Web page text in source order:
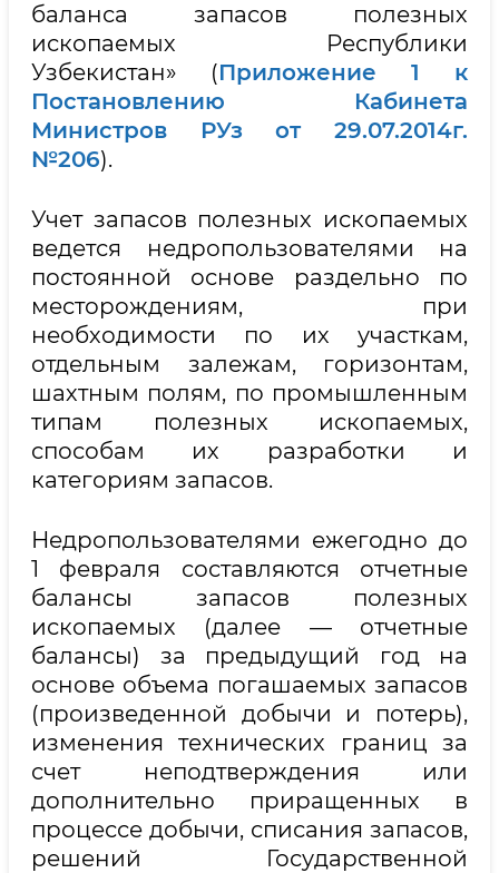
баланса запасов полезных
ископаемых Республики
Узбекистан» (Приложение 1 к
Постановлению Кабинета
Министров РУз от 29.07.2014г.
№206).
Учет запасов полезных ископаемых
ведется недропользователями на
постоянной основе раздельно по
месторождениям, при
необходимости по их участкам,
отдельным залежам, горизонтам,
шахтным полям, по промышленным
типам полезных ископаемых,
способам их разработки и
категориям запасов.
Недропользователями ежегодно до
1 февраля составляются отчетные
балансы запасов полезных
ископаемых (далее — отчетные
балансы) за предыдущий год на
основе объема погашаемых запасов
(произведенной добычи и потерь),
изменения технических границ за
счет неподтверждения или
дополнительно приращенных в
процессе добычи, списания запасов,
решений Государственной